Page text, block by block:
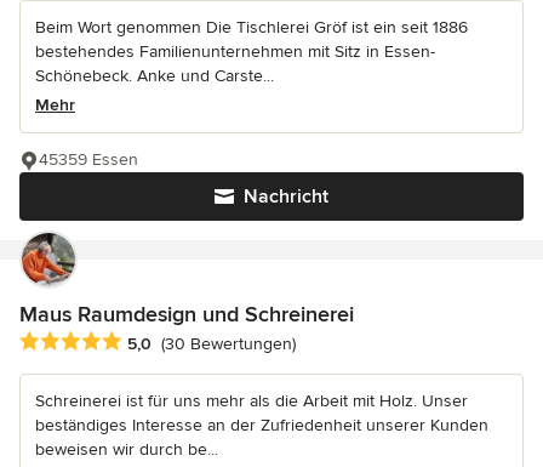
Beim Wort genommen Die Tischlerei Gröf ist ein seit 1886
bestehendes Familienunternehmen mit Sitz in Essen-
Schönebeck. Anke und Carste...
Mehr
Nachricht
45359 Essen
Maus Raumdesign und Schreinerei
Durchschnittliche Bewertung: 5 von 5 Sternen
5,0 (30 Bewertungen)
Schreinerei ist für uns mehr als die Arbeit mit Holz. Unser
beständiges Interesse an der Zufriedenheit unserer Kunden
beweisen wir durch be...